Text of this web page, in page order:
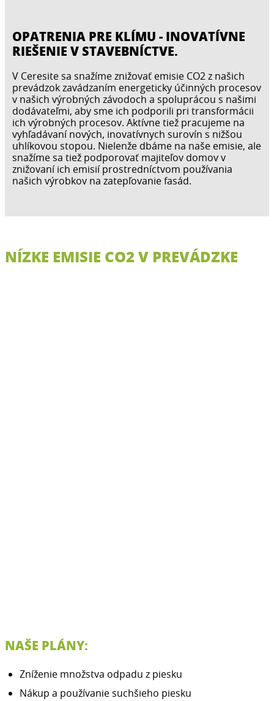
OPATRENIA PRE KLÍMU - INOVATÍVNE
RIEŠENIE V STAVEBNÍCTVE.
V Ceresite sa snažíme znižovať emisie CO2 z našich
prevádzok zavádzaním energeticky účinných procesov
v našich výrobných závodoch a spoluprácou s našimi
dodávateľmi, aby sme ich podporili pri transformácii
ich výrobných procesov. Aktívne tiež pracujeme na
vyhľadávaní nových, inovatívnych surovín s nižšou
uhlíkovou stopou. Nielenže dbáme na naše emisie, ale
snažíme sa tiež podporovať majiteľov domov v
znižovaní ich emisií prostredníctvom používania
našich výrobkov na zatepľovanie fasád.
NÍZKE EMISIE CO2 V PREVÁDZKE
NAŠE PLÁNY:
Zníženie množstva odpadu z piesku
Nákup a používanie suchšieho piesku